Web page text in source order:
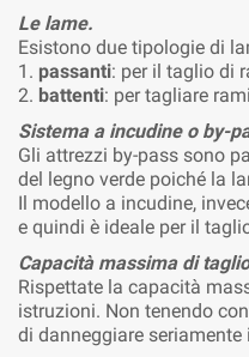
Le lame.
Esistono due tipologie di
1. passanti: per il taglio di
2. battenti: per tagliare
Sistema a incudine o by-
Gli attrezzi by-pass sono
del legno verde poiché la
Il modello a incudine,
e quindi è ideale per il
Capacità massima di
Rispettate la capacità
istruzioni. Non tenendo
di danneggiare seriamente